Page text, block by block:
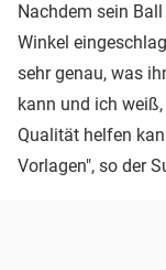
Nachdem sein
Winkel
sehr genau, was
kann und ich
Qualität helfen
Vorlagen", so der